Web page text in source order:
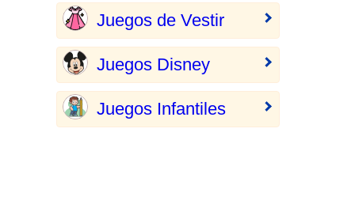
Juegos de Vestir
Juegos Disney
Juegos Infantiles